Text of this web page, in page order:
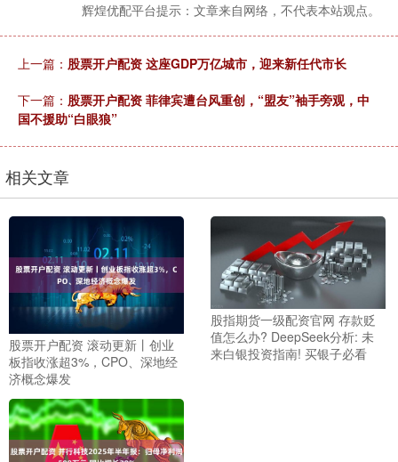
辉煌优配平台提示：文章来自网络，不代表本站观点。
上一篇： 股票开户配资 这座GDP万亿城市，迎来新任代市长
下一篇： 股票开户配资 菲律宾遭台风重创，“盟友”袖手旁观，中
国不援助“白眼狼”
相关文章
股票开户配资 滚动更新丨创业
板指收涨超3%，CPO、深地经
济概念爆发
股指期货一级配资官网 存款贬
值怎么办? DeepSeek分析: 未
来白银投资指南! 买银子必看